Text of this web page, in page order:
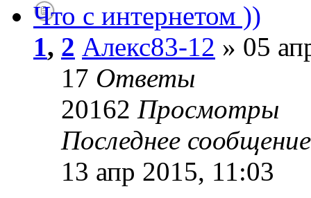
Что с интернетом ))
1, 2 Алекс83-12 » 05
17 Ответы
20162 Просмотры
Последнее
13 апр 2015, 11:03